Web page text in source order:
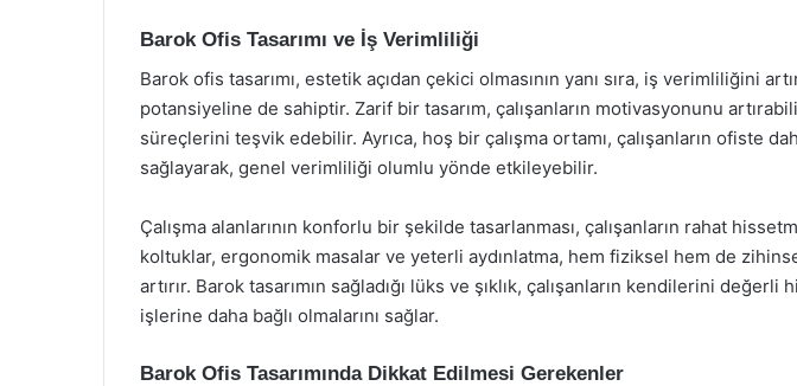
Barok Ofis Tasarımı ve İş Verimliliği
Barok ofis tasarımı, estetik açıdan çekici olmasının yanı sıra, iş verimliliğini
potansiyeline de sahiptir. Zarif bir tasarım, çalışanların motivasyonunu
süreçlerini teşvik edebilir. Ayrıca, hoş bir çalışma ortamı, çalışanların ofiste
sağlayarak, genel verimliliği olumlu yönde etkileyebilir.
Çalışma alanlarının konforlu bir şekilde tasarlanması, çalışanların rahat
koltuklar, ergonomik masalar ve yeterli aydınlatma, hem fiziksel hem de
artırır. Barok tasarımın sağladığı lüks ve şıklık, çalışanların kendilerini
işlerine daha bağlı olmalarını sağlar.
Barok Ofis Tasarımında Dikkat Edilmesi Gerekenler